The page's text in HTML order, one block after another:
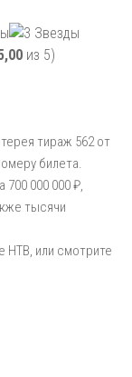
из 5)
тираж 562 от
билета.
700 000 000 ₽,
тысячи
НТВ, или смотрите